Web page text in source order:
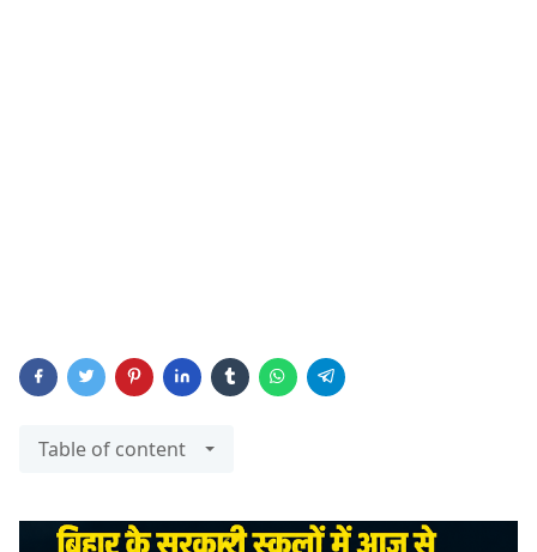
Table of content